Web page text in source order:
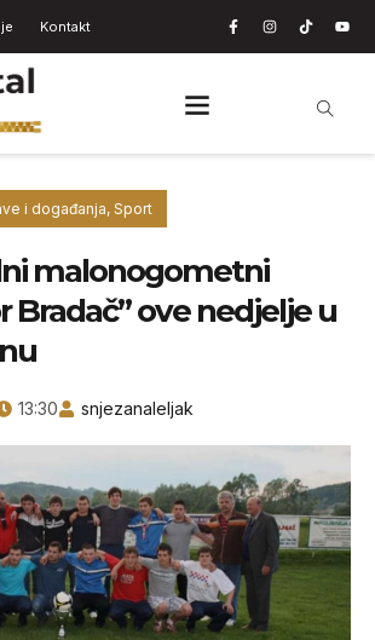
Kontakt
i događanja, Sport
malonogometni
Bradač” ove nedjelje u
13:30 snjezanaleljak